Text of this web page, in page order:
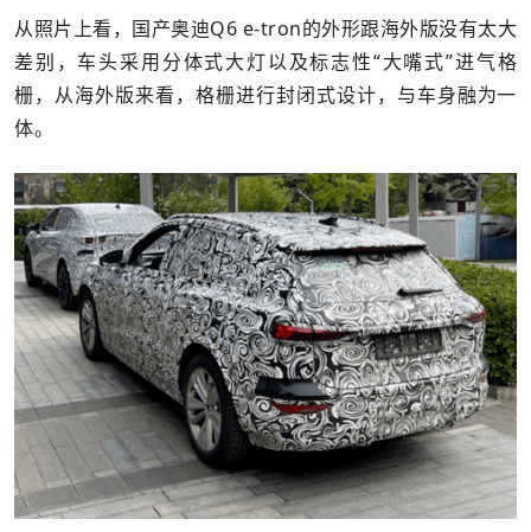
从照片上看，国产奥迪Q6 e-tron的外形跟海外版没有太大
差别，车头采用分体式大灯以及标志性“大嘴式”进气格
栅，从海外版来看，格栅进行封闭式设计，与车身融为一
体。